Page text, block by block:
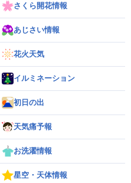
さくら開花情報
あじさい情報
花火天気
イルミネーション
初日の出
天気痛予報
お洗濯情報
星空・天体情報